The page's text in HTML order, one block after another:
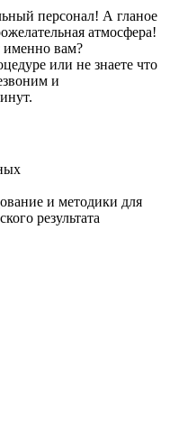
персонал! А гланое
атмосфера!
именно вам?
или не знаете что
и
и методики для
результата